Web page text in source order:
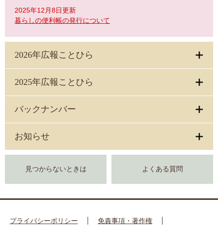
2025年12月8日更新
暮らしの便利帳の発行について
2026年広報ことひら
2025年広報ことひら
バックナンバー
お知らせ
見つからないときは よくある質問
プライバシーポリシー 免責事項・著作権